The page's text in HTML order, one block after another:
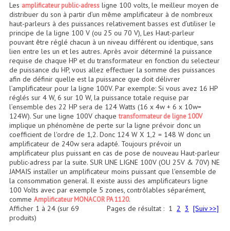
CATÉGORIES
Sonorisation
Accessoires Pieds Cellules Diamants
Accessoires Enceintes
Accessoires Micro, Pieds De Régie
Cellule (s)
Diamants
Pieds D'enceintes
Selecteurs Audio Vidéo
Amplificateurs
Les amplificateur public-adressligne 100 volts, le meilleur moyen de
distribuer du son à partir d’un même amplificateur à de nombreux
haut-parleurs à des puissances relativement basses est d’utiliser le
principe de la ligne 100 V (ou 25 ou 70 V), Les Haut-parleur
pouvant être réglé chacun à un niveau différent ou identique, sans
lien entre les un et les autres. Après avoir déterminé la puissance
requise de chaque HP et du transformateur en fonction du selecteur
de puissance du HP, vous allez effectuer la somme des puissances
afin de définir quelle est la puissance que doit délivrer
l’amplificateur pour la ligne 100V. Par exemple: Si vous avez 16 HP
réglés sur 4 W, 6 sur 10 W, la puissance totale requise par
l’ensemble des 22 HP sera de 124 Watts (16 x 4w + 6 x 10w=
124W). Sur une ligne 100V chaque transformateur de ligne 100V
implique un phénomène de perte sur la ligne prévoir donc un
coefficient de l'ordre de 1,2. Donc 124 W X 1,2 = 148 W donc un
amplificateur de 240w sera adapté. Toujours prévoir un
amplificateur plus puissant en cas de pose de nouveau Haut-parleur
public-adress par la suite. SUR UNE LIGNE 100V (OU 25V & 70V) NE
JAMAIS installer un amplificateur moins puissant que l'ensemble de
la consommation general. Il existe aussi des amplificateurs ligne
100 Volts avec par exemple 5 zones, contrôlables séparément,
comme Amplificateur MONACOR PA 1120.
Pages de résultat : 1 2 3 [Suiv >>]
Afficher 1 à 24(sur 69
produits)